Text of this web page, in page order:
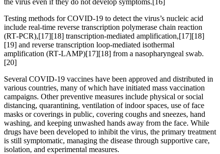
Testing methods for COVID-19 to detect the virus’s nucleic acid
include real-time reverse transcription polymerase chain reaction
(RT‑PCR),[17][18] transcription-mediated amplification,[17][18]
[19] and reverse transcription loop-mediated isothermal
amplification (RT‑LAMP)[17][18] from a nasopharyngeal swab.
[20]
Several COVID-19 vaccines have been approved and distributed in
various countries, many of which have initiated mass vaccination
campaigns. Other preventive measures include physical or social
distancing, quarantining, ventilation of indoor spaces, use of face
masks or coverings in public, covering coughs and sneezes, hand
washing, and keeping unwashed hands away from the face. While
drugs have been developed to inhibit the virus, the primary treatment
is still symptomatic, managing the disease through supportive care,
isolation, and experimental measures.